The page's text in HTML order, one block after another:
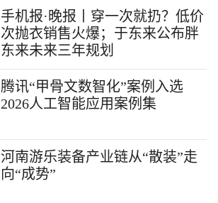
手机报·晚报丨穿一次就扔？低价
次抛衣销售火爆；于东来公布胖
东来未来三年规划
腾讯“甲骨文数智化”案例入选
2026人工智能应用案例集
河南游乐装备产业链从“散装”走
向“成势”